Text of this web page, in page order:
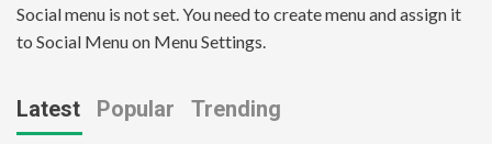
Social menu is not set. You need to create menu and assign it
to Social Menu on Menu Settings.
Latest Popular Trending